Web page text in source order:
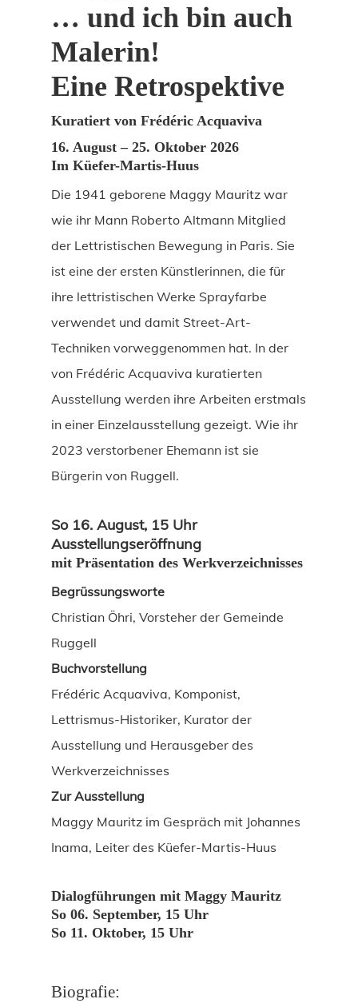
… und ich bin auch
Malerin!
Eine Retrospektive
Kuratiert von Frédéric Acquaviva
16. August – 25. Oktober 2026
Im Küefer-Martis-Huus
Die 1941 geborene Maggy Mauritz war
wie ihr Mann Roberto Altmann Mitglied
der Lettristischen Bewegung in Paris. Sie
ist eine der ersten Künstlerinnen, die für
ihre lettristischen Werke Sprayfarbe
verwendet und damit Street-Art-
Techniken vorweggenommen hat. In der
von Frédéric Acquaviva kuratierten
Ausstellung werden ihre Arbeiten erstmals
in einer Einzelausstellung gezeigt. Wie ihr
2023 verstorbener Ehemann ist sie
Bürgerin von Ruggell.
So 16. August, 15 Uhr
Ausstellungseröffnung
mit Präsentation des Werkverzeichnisses
Begrüssungsworte
Christian Öhri, Vorsteher der Gemeinde
Ruggell
Buchvorstellung
Frédéric Acquaviva, Komponist,
Lettrismus-Historiker, Kurator der
Ausstellung und Herausgeber des
Werkverzeichnisses
Zur Ausstellung
Maggy Mauritz im Gespräch mit Johannes
Inama, Leiter des Küefer-Martis-Huus
Dialogführungen mit Maggy Mauritz
So 06. September, 15 Uhr
So 11. Oktober, 15 Uhr
Biografie: